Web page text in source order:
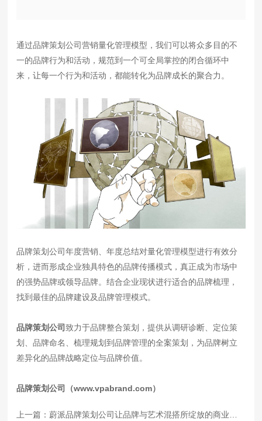
通过品牌策划公司营销量化管理模型，我们可以将众多目的不
一的品牌行为和活动，规范到一个可全局掌控的闭合循环中
来，让每一个行为和活动，都能转化为品牌成长的聚合力。
品牌策划公司年度营销、年度总结对量化管理模型进行有效分
析，进而形成企业独具特色的品牌传播模式，真正成为市场中
的强势品牌或领导品牌。结合企业现状进行适合的品牌梳理，
找到最佳的品牌建设及品牌管理模式。
品牌策划公司致力于品牌整合策划，提供从调研诊断、定位策
划、品牌命名、梳理规划到品牌管理的全案策划，为品牌树立
差异化的品牌战略定位与品牌价值。
品牌策划公司 （www.vpabrand.com）
上一篇：蔚派品牌策划公司让品牌与艺术混搭所绽放的商业魅力